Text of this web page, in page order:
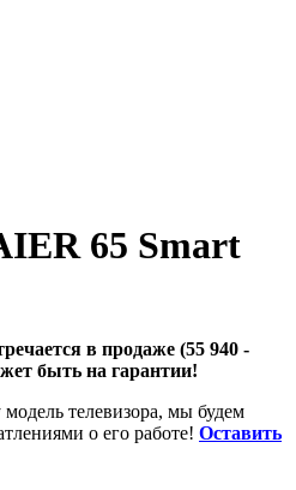
65 Smart
в продаже (55 940 -
быть на гарантии!
телевизора, мы будем
о его работе! Оставить